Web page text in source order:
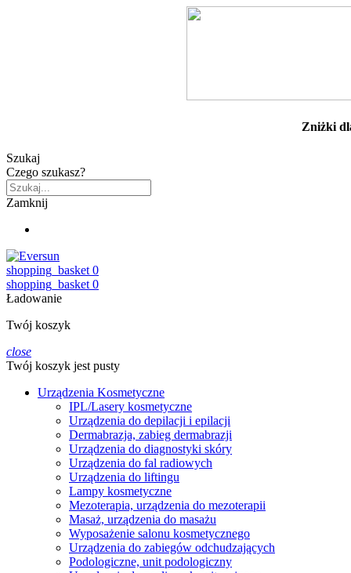
Zniżki
Szukaj
Czego szukasz?
Zamknij
shopping_basket 0
shopping_basket 0
Ładowanie
Twój koszyk
close
Twój koszyk jest pusty
Urządzenia Kosmetyczne
IPL/Lasery kosmetyczne
Urządzenia do depilacji i epilacji
Dermabrazja, zabieg dermabrazji
Urządzenia do diagnostyki skóry
Urządzenia do fal radiowych
Urządzenia do liftingu
Lampy kosmetyczne
Mezoterapia, urządzenia do mezoterapii
Masaż, urządzenia do masażu
Wyposażenie salonu kosmetycznego
Urządzenia do zabiegów odchudzających
Podologiczne, unit podologiczny